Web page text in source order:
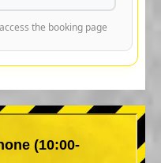
the booking page
(10:00-